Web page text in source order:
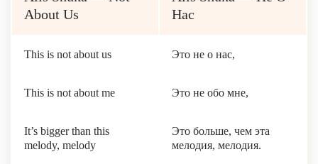
About Us
Нас
This is not about us Это не о нас,
This is not about me Это не обо мне,
It’s bigger than this
melody, melody
Это больше, чем эта
мелодия, мелодия.